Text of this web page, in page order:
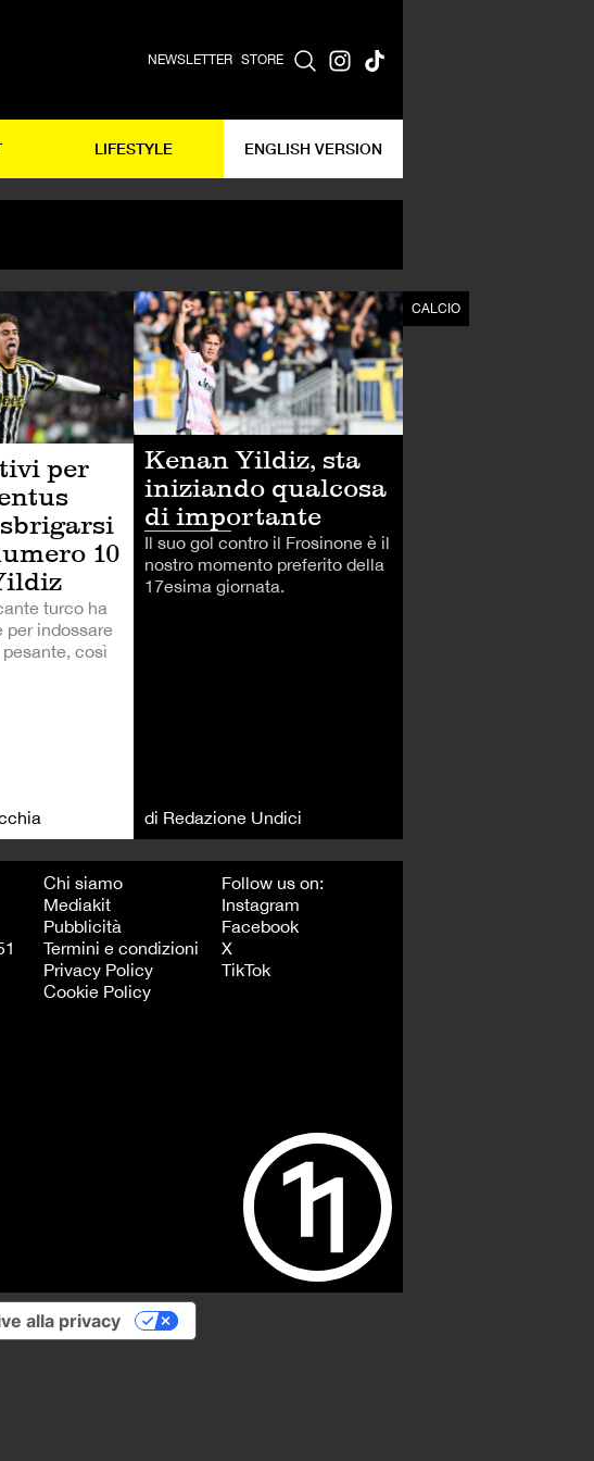
NEWSLETTER STORE
LIFESTYLE ENGLISH VERSION
CALCIO
per
10
turco ha
per indossare
così
CALCIO
Kenan Yildiz, sta
iniziando qualcosa
di importante
Il suo gol contro il Frosinone è il
nostro momento preferito della
17esima giornata.
di Redazione Undici
Chi siamo
Mediakit
Pubblicità
Termini e condizioni
Privacy Policy
Cookie Policy
Follow us on:
Instagram
Facebook
X
TikTok
alla privacy